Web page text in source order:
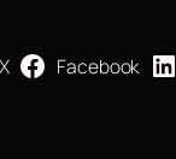
X Facebook